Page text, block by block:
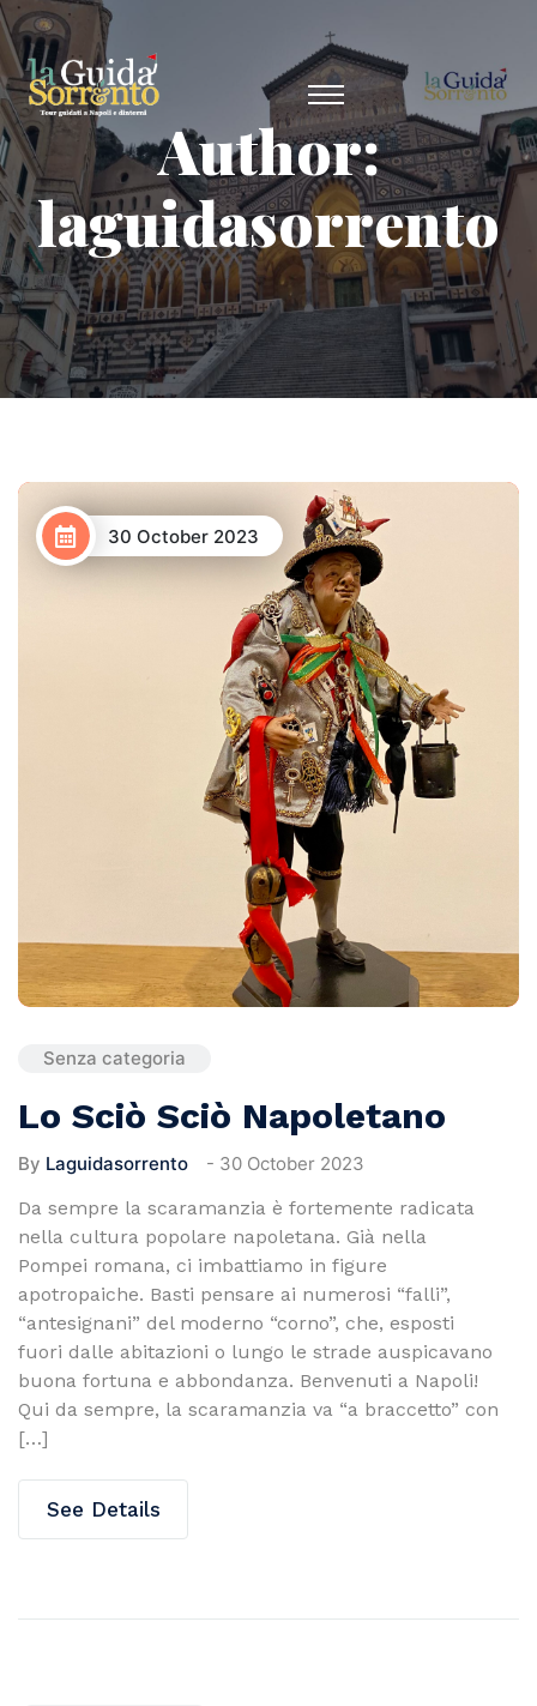
Author:
laguidasorrento
30 October 2023
Senza categoria
Lo Sciò Sciò Napoletano
By Laguidasorrento - 30 October 2023
Da sempre la scaramanzia è fortemente radicata
nella cultura popolare napoletana. Già nella
Pompei romana, ci imbattiamo in figure
apotropaiche. Basti pensare ai numerosi “falli”,
“antesignani” del moderno “corno”, che, esposti
fuori dalle abitazioni o lungo le strade auspicavano
buona fortuna e abbondanza. Benvenuti a Napoli!
Qui da sempre, la scaramanzia va “a braccetto” con
[…]
See Details